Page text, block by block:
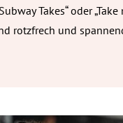
Takes“ oder
rotzfrech und